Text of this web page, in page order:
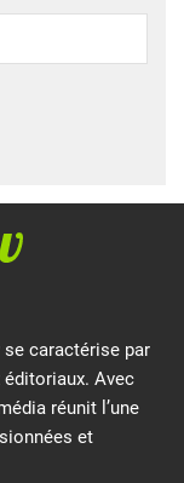
se caractérise par
Avec
réunit l’une
et